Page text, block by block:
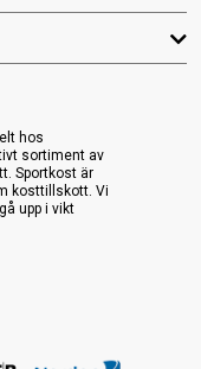
hos
sortiment av
Sportkost är
kosttillskott. Vi
upp i vikt